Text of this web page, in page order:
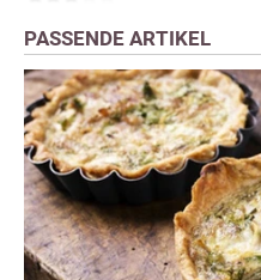
PASSENDE ARTIKEL